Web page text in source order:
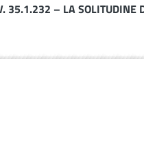
35.1.232 – LA SOLITUDINE